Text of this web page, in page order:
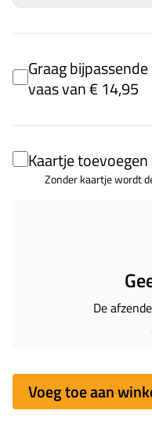
Graag
vaas van € 14,95
Kaartje toevoegen
Zonder kaartje wordt
De
Voeg toe aan